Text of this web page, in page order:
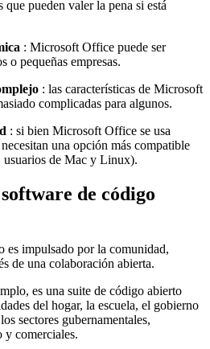
pueden valer la pena si está
: Microsoft Office puede ser
o pequeñas empresas.
: las características de Microsoft
complicadas para algunos.
: si bien Microsoft Office se usa
una opción más compatible
usuarios de Mac y Linux).
de código
es impulsado por la comunidad,
de una colaboración abierta.
es una suite de código abierto
del hogar, la escuela, el gobierno
sectores gubernamentales,
y comerciales.